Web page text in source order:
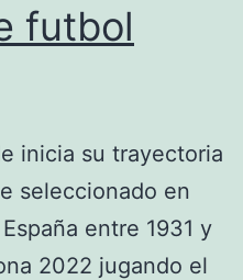
futbol
inicia su trayectoria
seleccionado en
entre 1931 y
2022 jugando el